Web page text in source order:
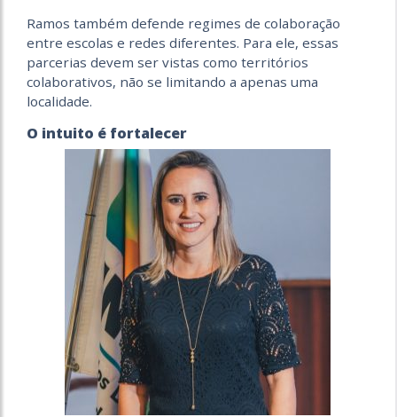
Ramos também defende regimes de colaboração
entre escolas e redes diferentes. Para ele, essas
parcerias devem ser vistas como territórios
colaborativos, não se limitando a apenas uma
localidade.
O intuito é fortalecer